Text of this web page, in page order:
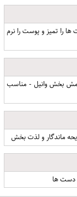
را تمیز و پوست را نرم
بخش وانیل - مناسب
دست ها